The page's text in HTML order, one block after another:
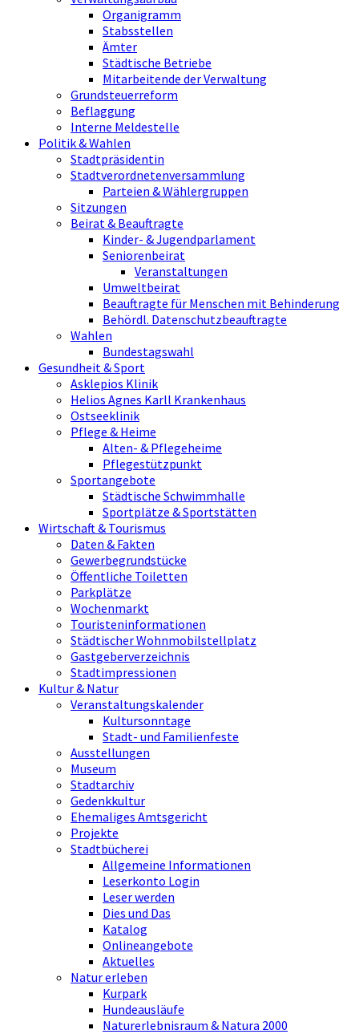
Organigramm
Stabsstellen
Ämter
Städtische Betriebe
Mitarbeitende der Verwaltung
Grundsteuerreform
Beflaggung
Interne Meldestelle
Politik & Wahlen
Stadtpräsidentin
Stadtverordnetenversammlung
Parteien & Wählergruppen
Sitzungen
Beirat & Beauftragte
Kinder- & Jugendparlament
Seniorenbeirat
Veranstaltungen
Umweltbeirat
Beauftragte für Menschen mit Behinderung
Behördl. Datenschutzbeauftragte
Wahlen
Bundestagswahl
Gesundheit & Sport
Asklepios Klinik
Helios Agnes Karll Krankenhaus
Ostseeklinik
Pflege & Heime
Alten- & Pflegeheime
Pflegestützpunkt
Sportangebote
Städtische Schwimmhalle
Sportplätze & Sportstätten
Wirtschaft & Tourismus
Daten & Fakten
Gewerbegrundstücke
Öffentliche Toiletten
Parkplätze
Wochenmarkt
Touristeninformationen
Städtischer Wohnmobilstellplatz
Gastgeberverzeichnis
Stadtimpressionen
Kultur & Natur
Veranstaltungskalender
Kultursonntage
Stadt- und Familienfeste
Ausstellungen
Museum
Stadtarchiv
Gedenkkultur
Ehemaliges Amtsgericht
Projekte
Stadtbücherei
Allgemeine Informationen
Leserkonto Login
Leser werden
Dies und Das
Katalog
Onlineangebote
Aktuelles
Natur erleben
Kurpark
Hundeausläufe
Naturerlebnisraum & Natura 2000